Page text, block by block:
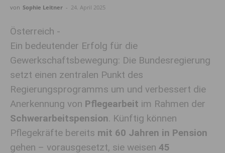
von Sophie Leitner - 24. April 2025
Österreich -
Ein bedeutender Erfolg für die
Gewerkschaftsbewegung: Die Bundesregierung
setzt einen zentralen Punkt des
Regierungsprogramms um und verbessert die
Anerkennung von Pflegearbeit im Rahmen der
Schwerarbeitspension. Künftig können
Pflegekräfte bereits mit 60 Jahren in Pension
gehen – vorausgesetzt, sie weisen 45